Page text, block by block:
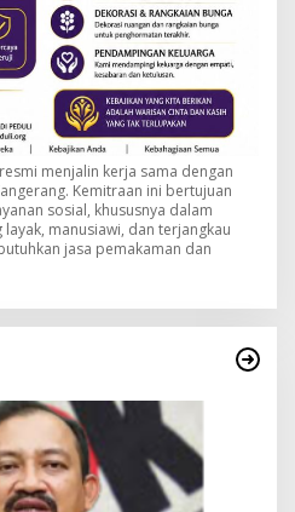
menjalin kerja sama dengan
Kemitraan ini bertujuan
sosial, khususnya dalam
manusiawi, dan terjangkau
jasa pemakaman dan